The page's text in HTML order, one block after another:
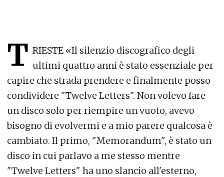
T RIESTE «Il silenzio discografico degli
ultimi quattro anni è stato essenziale per
capire che strada prendere e finalmente posso
condividere "Twelve Letters". Non volevo fare
un disco solo per riempire un vuoto, avevo
bisogno di evolvermi e a mio parere qualcosa è
cambiato. Il primo, "Memorandum", è stato un
disco in cui parlavo a me stesso mentre
"Twelve Letters" ha uno slancio all'esterno,